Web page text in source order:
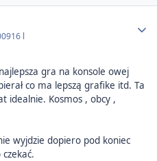
16 l
gra na konsole owej
co ma lepszą grafike itd. Ta
idealnie. Kosmos , obcy ,
wyjdzie dopiero pod koniec